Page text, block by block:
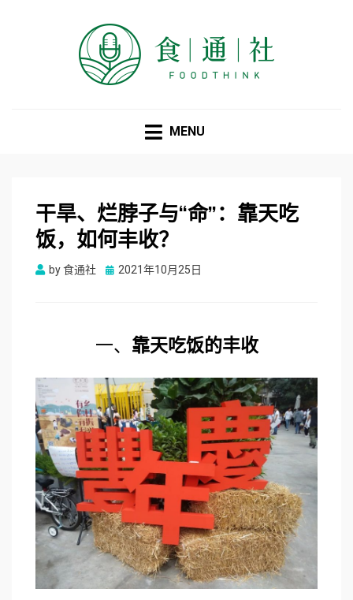
MENU
干旱、烂脖子与“命”：靠天吃
饭，如何丰收？
by食通社
Posted
2021年10月25日
一、 靠天吃饭的丰收